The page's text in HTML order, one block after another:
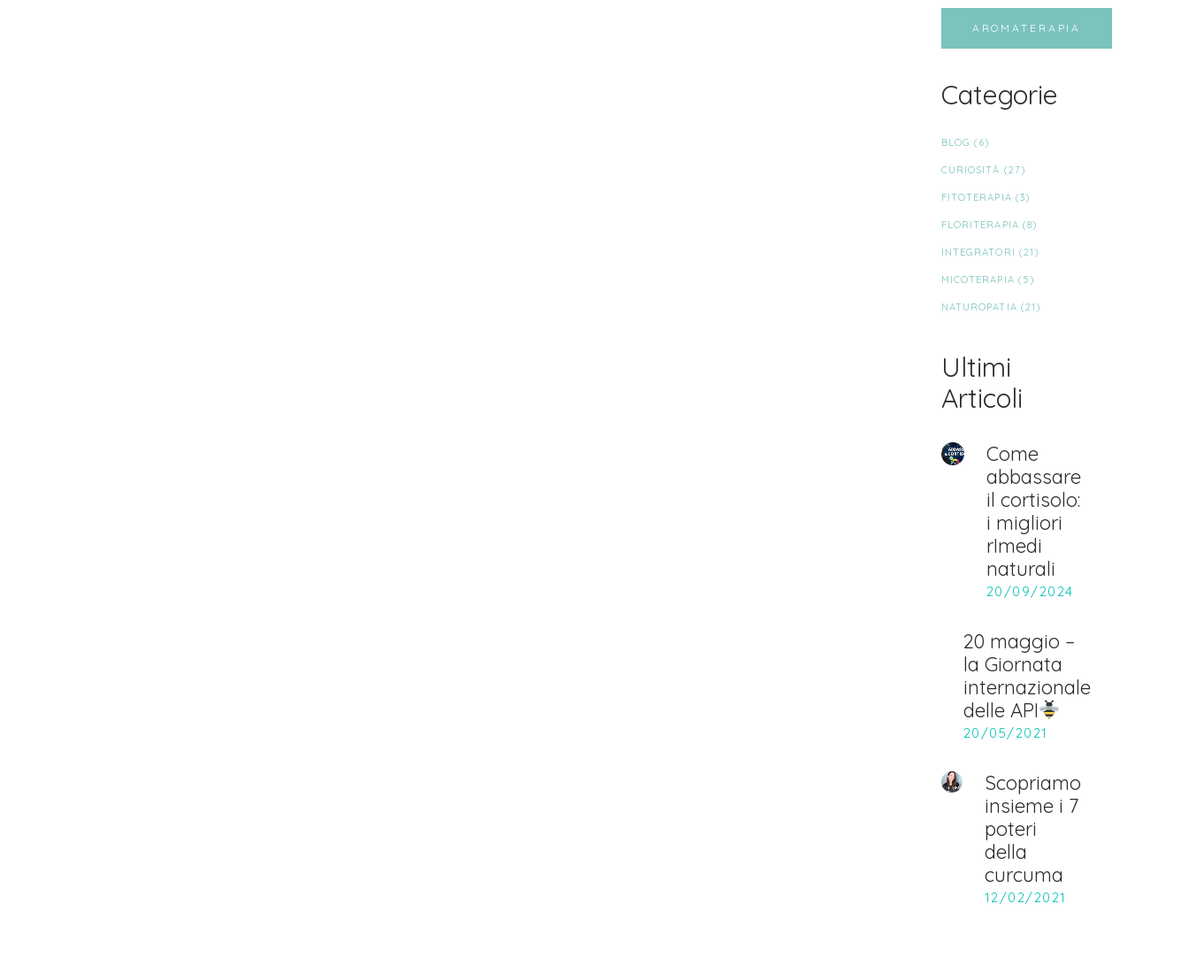
AROMATERAPIA
Categorie
BLOG (6)
CURIOSITÀ (27)
FITOTERAPIA (3)
FLORITERAPIA (8)
INTEGRATORI (21)
MICOTERAPIA (5)
NATUROPATIA (21)
Ultimi
Articoli
Come
abbassare
il cortisolo:
i migliori
rImedi
naturali
20/09/2024
20 maggio –
la Giornata
internazionale
delle API
20/05/2021
Scopriamo
insieme i 7
poteri
della
curcuma
12/02/2021